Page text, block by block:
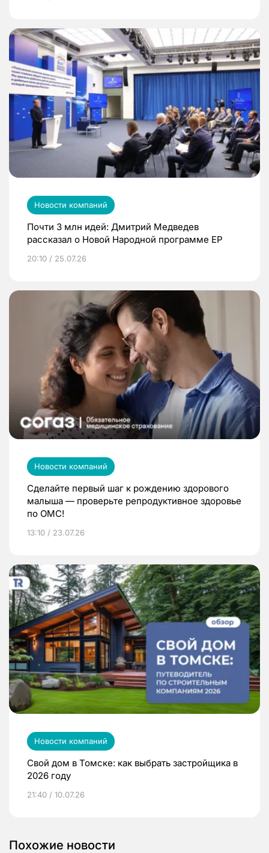
Новости компаний
Почти 3 млн идей: Дмитрий Медведев
рассказал о Новой Народной программе ЕР
20:10 / 25.07.26
Новости компаний
Сделайте первый шаг к рождению здорового
малыша — проверьте репродуктивное здоровье
по ОМС!
13:10 / 23.07.26
Новости компаний
Свой дом в Томске: как выбрать застройщика в
2026 году
21:40 / 10.07.26
Похожие новости